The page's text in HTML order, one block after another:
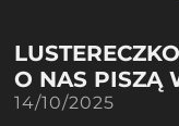
O NAS PISZĄ
14/10/2025